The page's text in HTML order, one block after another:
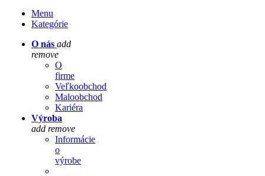
Menu
Kategórie
O nás add
remove
O
firme
Veľkoobchod
Maloobchod
Kariéra
Výroba
add remove
Informácie
o
výrobe